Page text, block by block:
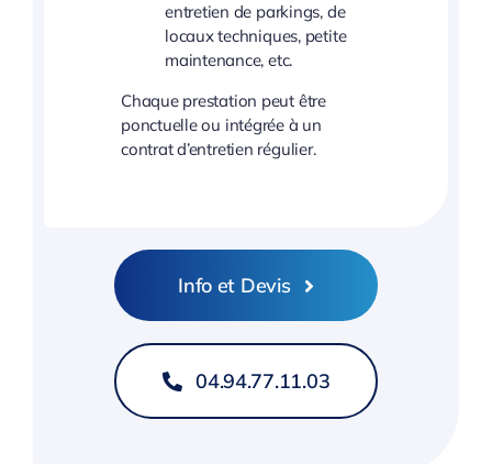
entretien de parkings, de
locaux techniques, petite
maintenance, etc.
Chaque prestation peut être
ponctuelle ou intégrée à un
contrat d’entretien régulier.
Info et Devis
04.94.77.11.03